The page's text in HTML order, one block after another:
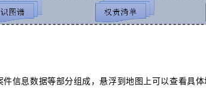
信息数据等部分组成，悬浮到地图上可以查看具